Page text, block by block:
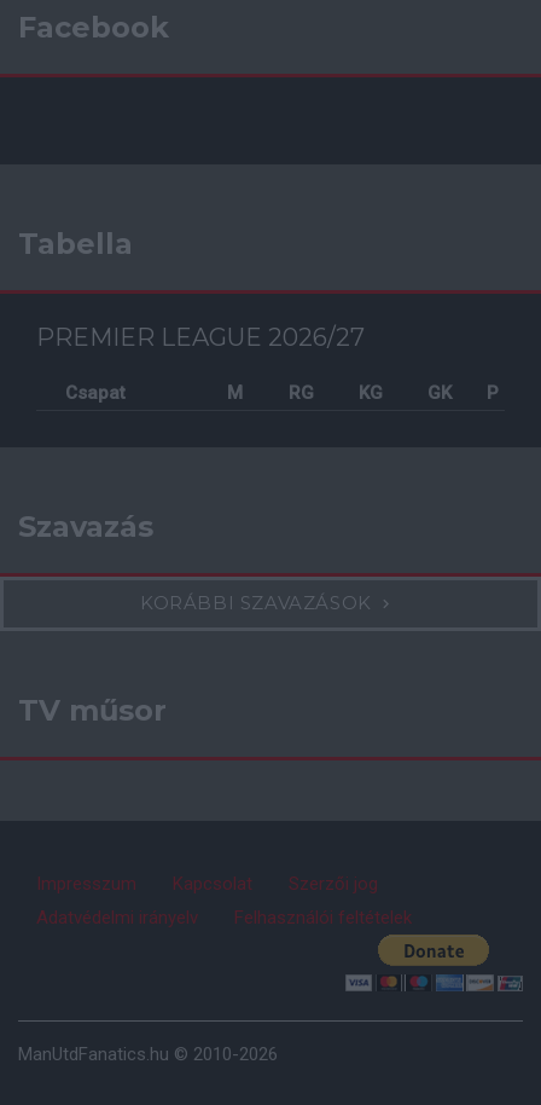
Facebook
Tabella
PREMIER LEAGUE 2026/27
Csapat M RG KG GK P
Szavazás
KORÁBBI SZAVAZÁSOK
TV műsor
Impresszum Kapcsolat
Szerzői jog
Adatvédelmi irányelv
Felhasználói feltételek
ManUtdFanatics.hu © 2010-2026